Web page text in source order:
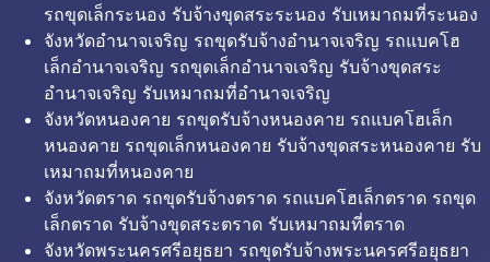
รถขุดเล็กระนอง รับจ้างขุดสระระนอง รับเหมาถมที่ระนอง
จังหวัดอำนาจเจริญ รถขุดรับจ้างอำนาจเจริญ รถแบคโฮ
เล็กอำนาจเจริญ รถขุดเล็กอำนาจเจริญ รับจ้างขุดสระ
อำนาจเจริญ รับเหมาถมที่อำนาจเจริญ
จังหวัดหนองคาย รถขุดรับจ้างหนองคาย รถแบคโฮเล็ก
หนองคาย รถขุดเล็กหนองคาย รับจ้างขุดสระหนองคาย รับ
เหมาถมที่หนองคาย
จังหวัดตราด รถขุดรับจ้างตราด รถแบคโฮเล็กตราด รถขุด
เล็กตราด รับจ้างขุดสระตราด รับเหมาถมที่ตราด
จังหวัดพระนครศรีอยุธยา รถขุดรับจ้างพระนครศรีอยุธยา